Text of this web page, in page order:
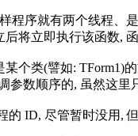
程序就有两个线程、
后将立即执行该函数,
某个类(譬如:
参数顺序的, 虽然这
的 ID, 尽管暂时没用,